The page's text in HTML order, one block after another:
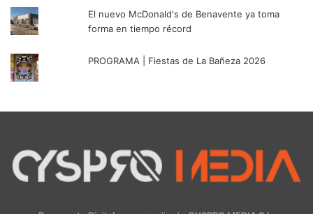
El nuevo McDonald's de Benavente ya toma
forma en tiempo récord
PROGRAMA | Fiestas de La Bañeza 2026